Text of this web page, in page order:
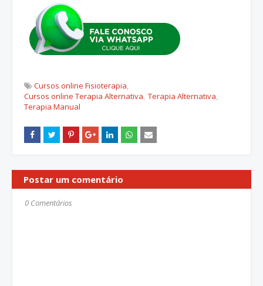
Cursos online Fisioterapia
Cursos online Terapia Alternativa Terapia Alternativa
Terapia Manual
Postar um comentário
0 Comentários